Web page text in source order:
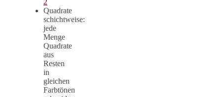
Quadrate
schichtweise:
jede
Menge
Quadrate
aus
Resten
in
gleichen
Farbtönen